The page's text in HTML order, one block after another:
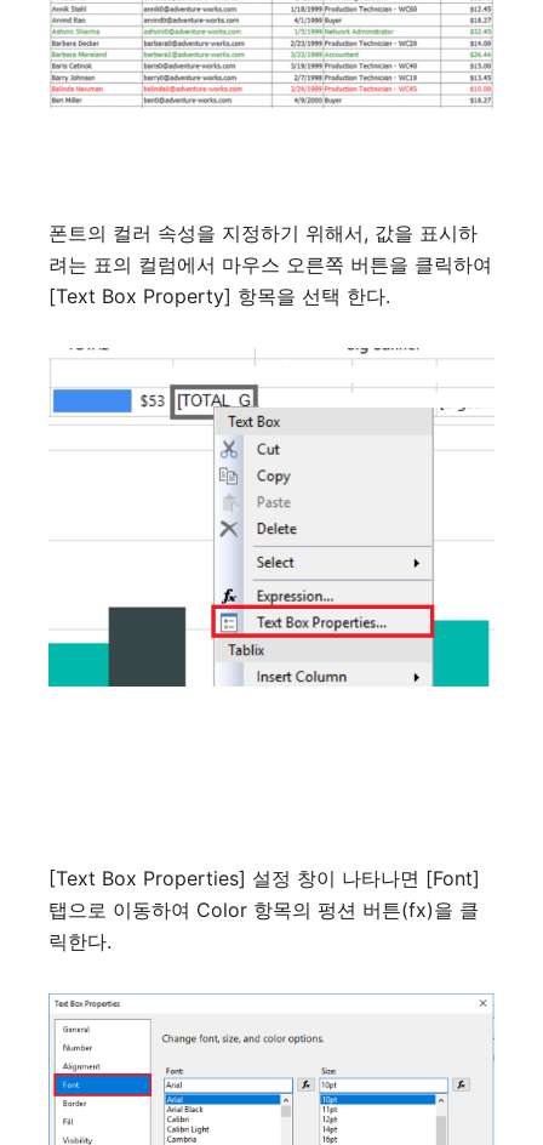
폰트의 컬러 속성을 지정하기 위해서, 값을 표시하
려는 표의 컬럼에서 마우스 오른쪽 버튼을 클릭하여
[Text Box Property] 항목을 선택 한다.
[Text Box Properties] 설정 창이 나타나면 [Font]
탭으로 이동하여 Color 항목의 펑션 버튼(fx)을 클
릭한다.